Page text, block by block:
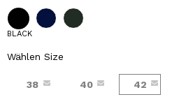
BLACK
Wählen Size
38 40 42